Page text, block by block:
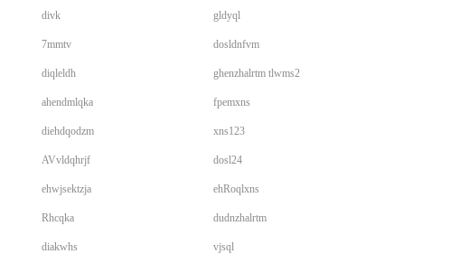
divk
7mmtv
diqleldh
ahendmlqka
diehdqodzm
AVvldqhrjf
ehwjsektzja
Rhcqka
diakwhs
gldyql
dosldnfvm
ghenzhalrtm tlwms2
fpemxns
xns123
dosl24
ehRoqlxns
dudnzhalrtm
vjsql